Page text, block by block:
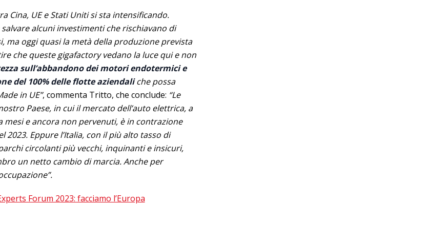
Cina, UE e Stati Uniti si sta intensificando.
alcuni investimenti che rischiavano di
ma oggi quasi la metà della produzione prevista
che queste gigafactory vedano la luce qui e non
sull’abbandono dei motori endotermici e
del 100% delle flotte aziendaliche possa
in UE”, commenta Tritto, che conclude: “Le
Paese, in cui il mercato dell’auto elettrica, a
mesi e ancora non pervenuti, è in contrazione
Eppure l’Italia, con il più alto tasso di
circolanti più vecchi, inquinanti e insicuri,
un netto cambio di marcia. Anche per
Forum 2023: facciamo l’Europa